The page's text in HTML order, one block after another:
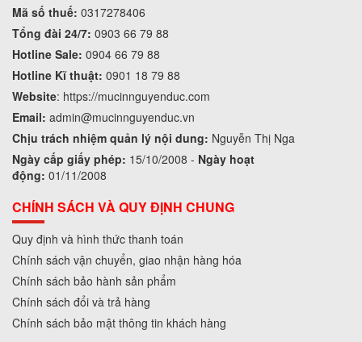
Mã số thuế: 0317278406
Tổng đài 24/7: 0903 66 79 88
Hotline Sale: 0904 66 79 88
Hotline Kĩ thuật: 0901 18 79 88
Website: https://mucinnguyenduc.com
Email: admin@mucinnguyenduc.vn
Chịu trách nhiệm quản lý nội dung: Nguyễn Thị Nga
Ngày cấp giấy phép: 15/10/2008 - Ngày hoạt
động: 01/11/2008
CHÍNH SÁCH VÀ QUY ĐỊNH CHUNG
Quy định và hình thức thanh toán
Chính sách vận chuyển, giao nhận hàng hóa
Chính sách bảo hành sản phẩm
Chính sách đổi và trả hàng
Chính sách bảo mật thông tin khách hàng